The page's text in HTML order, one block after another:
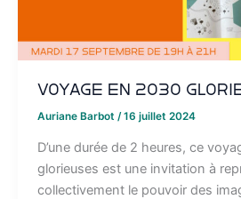
Voyage en 2030
Auriane Barbot /16 juillet 2024
D’une durée de 2 heures, ce
glorieuses est une invitation à
collectivement le pouvoir des